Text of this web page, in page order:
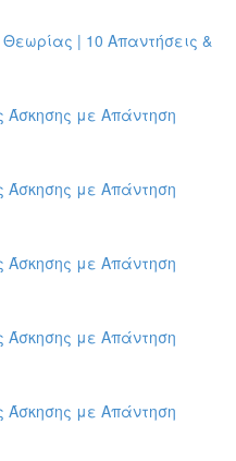
| 10 Απαντήσεις &
Άσκησης με Απάντηση
Άσκησης με Απάντηση
Άσκησης με Απάντηση
Άσκησης με Απάντηση
Άσκησης με Απάντηση